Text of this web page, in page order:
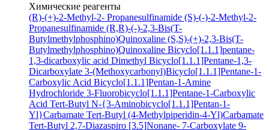
Химические реагенты
(R)-(+)-2-Methyl-2- Propanesulfinamide (S)-(-)-2-Methyl-2-
Propanesulfinamide (R,R)-(-)-2,3-Bis(T-
Butylmethylphosphino)Quinoxaline (S,S)-(+)-2,3-Bis(T-
Butylmethylphosphino)Quinoxaline Bicyclo[1.1.1]pentane-
1,3-dicarboxylic acid Dimethyl Bicyclo[1.1.1]Pentane-1,3-
Dicarboxylate 3-(Methoxycarbonyl)Bicyclo[1.1.1]Pentane-1-
Carboxylic Acid Bicyclo[1.1.1]Pentan-1-Amine
Hydrochloride 3-Fluorobicyclo[1.1.1]Pentane-1-Carboxylic
Acid Tert-Butyl N-{3-Aminobicyclo[1.1.1]Pentan-1-
Yl}Carbamate Tert-Butyl (4-Methylpiperidin-4-Yl)Carbamate
Tert-Butyl 2,7-Diazaspiro [3.5]Nonane- 7-Carboxylate 9-